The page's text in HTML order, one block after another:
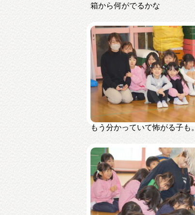
箱から何がでるかな
もう分かっていて怖がる子も。